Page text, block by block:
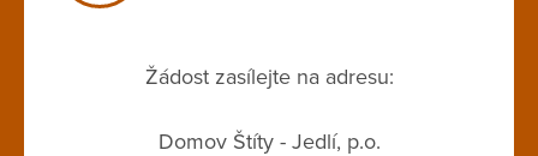
Žádost zasílejte na adresu:
Domov Štíty - Jedlí, p.o.